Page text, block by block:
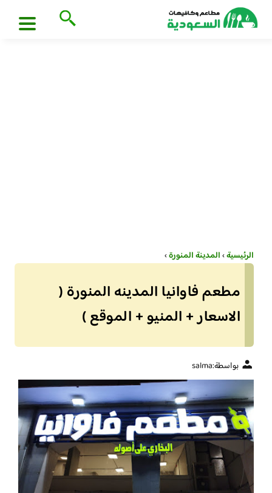
الرئيسية›المدينة المنورة›
مطعم فاوانيا المدينه المنورة (
الاسعار + المنيو + الموقع )
بواسطة:salma